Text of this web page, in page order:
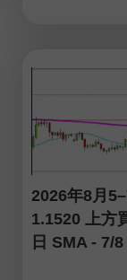
2026年8月
1.1520 上方
日 SMA - 7/8